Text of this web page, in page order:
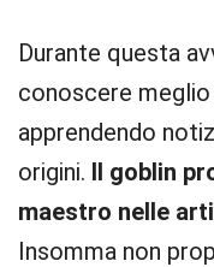
Durante questa
conoscere
apprendendo
origini. Il goblin
maestro nelle
Insomma non